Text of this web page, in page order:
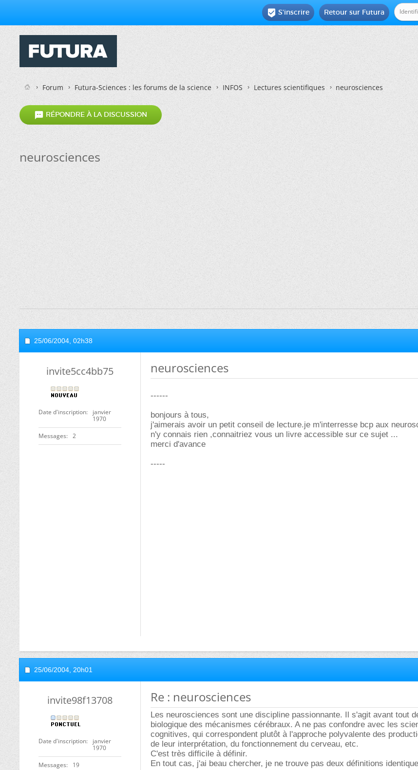
Retour sur Futura
 S'inscrire
Forum Futura-Sciences : les forums de la science INFOS Lectures scientifiques neurosciences
 RÉPONDRE À LA DISCUSSION
neurosciences
25/06/2004, 02h38
invite5cc4bb75
Date d'inscription
janvier
1970
Messages 2
neurosciences
------
bonjours à tous,
j'aimerais avoir un petit conseil de lecture.je m'interresse bcp aux
n'y connais rien ,connaitriez vous un livre accessible sur ce sujet ...
merci d'avance
-----
25/06/2004, 20h01
invite98f13708
Date d'inscription
janvier
1970
Messages 19
Re : neurosciences
Les neurosciences sont une discipline passionnante. Il s'agit avant tout
biologique des mécanismes cérébraux. A ne pas confondre avec les
cognitives, qui correspondent plutôt à l'approche polyvalente des
de leur interprétation, du fonctionnement du cerveau, etc.
C'est très difficile à définir.
En tout cas, j'ai beau chercher, je ne trouve pas deux définitions